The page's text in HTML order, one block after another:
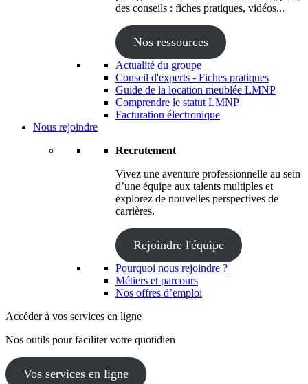
des conseils : fiches pratiques, vidéos...
Nos ressources
Actualité du groupe
Conseil d'experts - Fiches pratiques
Guide de la location meublée LMNP
Comprendre le statut LMNP
Facturation électronique
Nous rejoindre
Recrutement
Vivez une aventure professionnelle au sein
d’une équipe aux talents multiples et
explorez de nouvelles perspectives de
carrières.
Rejoindre l'équipe
Pourquoi nous rejoindre ?
Métiers et parcours
Nos offres d’emploi
Accéder à vos services en ligne
Nos outils pour faciliter votre quotidien
Vos services en ligne